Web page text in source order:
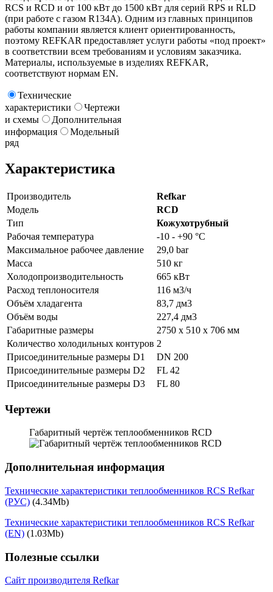
RCS и RCD и от 100 кВт до 1500 кВт для серий RPS и RLD
(при работе с газом R134A). Одним из главных принципов
работы компании является клиент ориентированность,
поэтому REFKAR предоставляет услуги работы «под проект»
в соответствии всем требованиям и условиям заказчика.
Материалы, используемые в изделиях REFKAR,
соответствуют нормам EN.
Технические
характеристики
Чертежи
и схемы
Дополнительная
информация
Модельный
ряд
Характеристика
Производитель
Refkar
Модель
RCD
Тип
Кожухотрубный
Рабочая температура
-10 - +90 °C
Максимальное рабочее давление
29,0 bar
Масса
510 кг
Холодопроизводительность
665 кВт
Расход теплоносителя
116 м3/ч
Объём хладагента
83,7 дм3
Объём воды
227,4 дм3
Габаритные размеры
2750 x 510 x 706 мм
Количество холодильных контуров 2
Присоединительные размеры D1
DN 200
Присоединительные размеры D2
FL 42
Присоединительные размеры D3
FL 80
Чертежи
Габаритный чертёж теплообменников RCD
Дополнительная информация
Технические характеристики теплообменников RCS Refkar
(РУС) (4.34Mb)
Технические характеристики теплообменников RCS Refkar
(EN) (1.03Mb)
Полезные ссылки
Сайт производителя Refkar